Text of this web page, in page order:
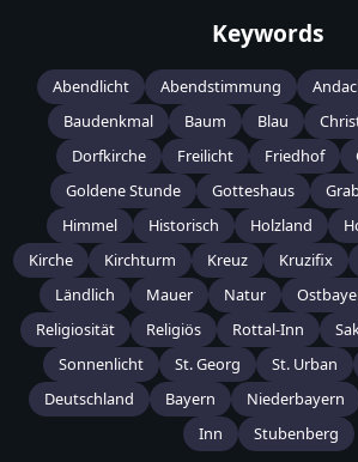
Keywords
Abendlicht Abendstimmung
Baudenkmal
Baum Blau
Dorfkirche
Freilicht Friedhof
Goldene Stunde
Gotteshaus
Himmel
Historisch Holzland
Kirche
Kirchturm Kreuz Kruzifix
Ländlich
Mauer Natur
Religiosität
Religiös Rottal-Inn
Sonnenlicht
St. Georg St. Urban
Deutschland
Bayern Niederbayern
Inn
Stubenberg